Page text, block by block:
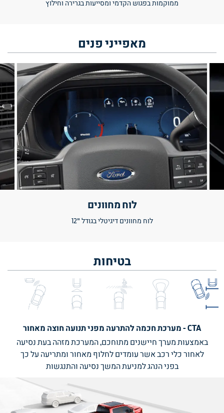
ממוקמות בפגוש הקדמי ומסייעות בגרירה וחילוץ
מאפייניפנים
לוח מחוונים
לוח מחוונים דיגיטלי בגודל "12
בטיחות
CTA - מערכת חכמה להתרעה מפני תנועה חוצה מאחור
באמצעות מערך חיישנים מתוחכם, המערכת מזהה בעת נסיעה
לאחור כלי רכב אשר עומדים לחלוף מאחור ומתריעה על כך
בפני הנהג למניעת המשך נסיעה והתנגשות